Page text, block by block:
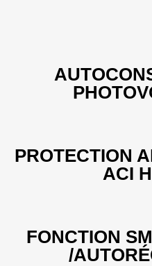
PROTECTION
ACI
FONCTION
/